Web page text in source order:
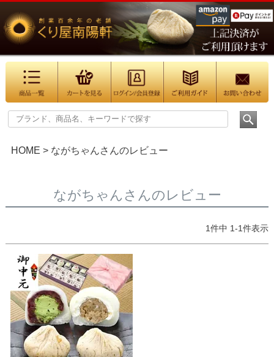
HOME ながちゃんさんのレビュー
ながちゃんさんのレビュー
1件中 1-1件表示